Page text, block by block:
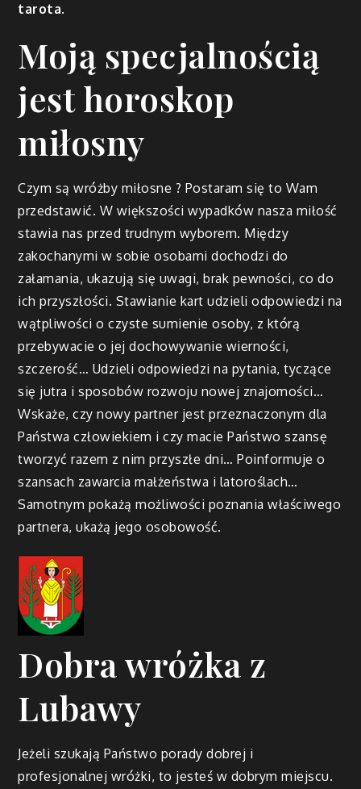
tarota.
Moją specjalnością
jest horoskop
miłosny
Czym są wróżby miłosne ? Postaram się to Wam
przedstawić. W większości wypadków nasza miłość
stawia nas przed trudnym wyborem. Między
zakochanymi w sobie osobami dochodzi do
załamania, ukazują się uwagi, brak pewności, co do
ich przyszłości. Stawianie kart udzieli odpowiedzi na
wątpliwości o czyste sumienie osoby, z którą
przebywacie o jej dochowywanie wierności,
szczerość… Udzieli odpowiedzi na pytania, tyczące
się jutra i sposobów rozwoju nowej znajomości…
Wskaże, czy nowy partner jest przeznaczonym dla
Państwa człowiekiem i czy macie Państwo szansę
tworzyć razem z nim przyszłe dni… Poinformuje o
szansach zawarcia małżeństwa i latoroślach…
Samotnym pokażą możliwości poznania właściwego
partnera, ukażą jego osobowość.
Dobra wróżka z
Lubawy
Jeżeli szukają Państwo porady dobrej i
profesjonalnej wróżki, to jesteś w dobrym miejscu.